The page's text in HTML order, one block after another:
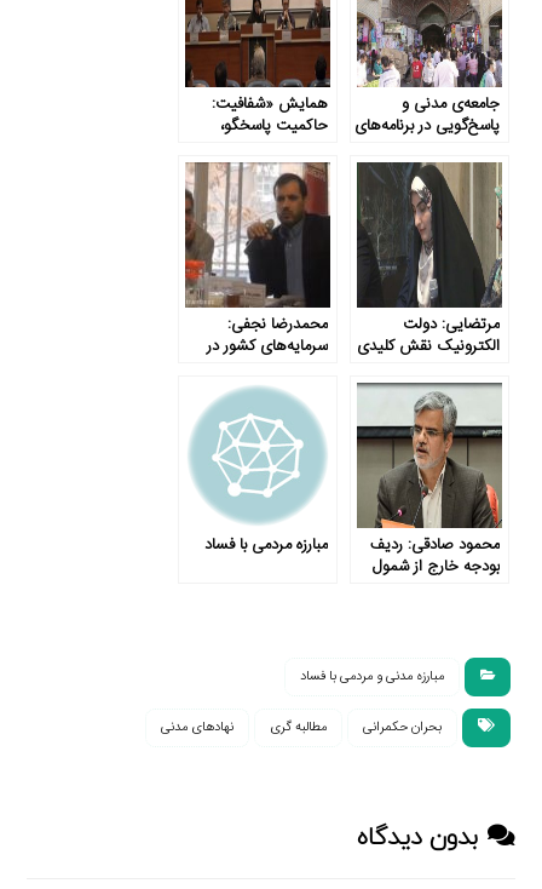
جامعه‌ی مدنی و
پاسخ‌گویی در برنامه‌های
همایش «شفافیت:
حاکمیت پاسخگو،
دوم)
مرتضایی: دولت
الکترونیک نقش کلیدی
محمدرضا نجفی:
سرمایه‌های کشور در
نظارت‌ناپذیر است
محمود صادقی: ردیف
بودجه خارج از شمول
مبارزه مردمی با فساد
مبارزه مدنی و مردمی با فساد
بحران حکمرانی مطالبه گری نهادهای مدنی
بدون دیدگاه